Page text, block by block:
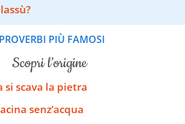
PIÙ FAMOSI
scopri l’origine
si scava la pietra
senz’acqua